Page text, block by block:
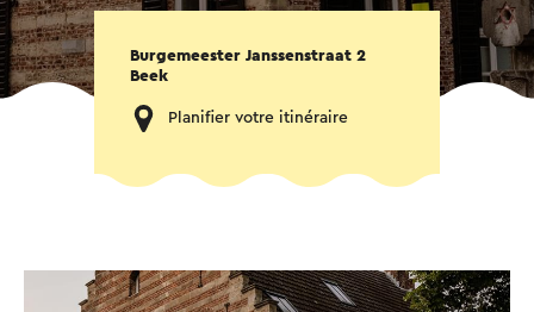
Burgemeester Janssenstraat 2
Beek
Planifier votre itinéraire